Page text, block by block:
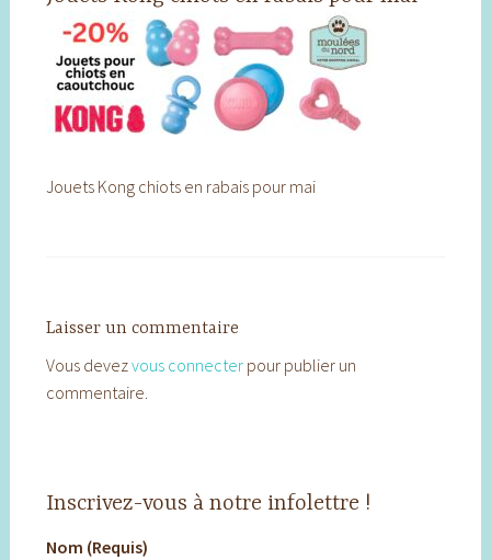
Jouets Kong chiots en rabais pour mai
Laisser un commentaire
Vous devezvous connecterpour publier un
commentaire.
Inscrivez-vous à notre infolettre !
Nom (Requis)